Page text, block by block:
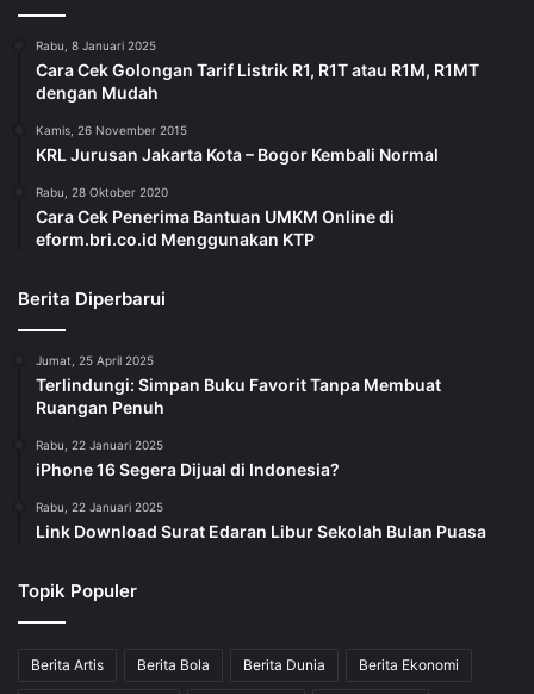
Rabu, 8 Januari 2025
Cara Cek Golongan Tarif Listrik R1, R1T atau R1M, R1MT
dengan Mudah
Kamis, 26 November 2015
KRL Jurusan Jakarta Kota – Bogor Kembali Normal
Rabu, 28 Oktober 2020
Cara Cek Penerima Bantuan UMKM Online di
eform.bri.co.id Menggunakan KTP
Berita Diperbarui
Jumat, 25 April 2025
Terlindungi: Simpan Buku Favorit Tanpa Membuat
Ruangan Penuh
Rabu, 22 Januari 2025
iPhone 16 Segera Dijual di Indonesia?
Rabu, 22 Januari 2025
Link Download Surat Edaran Libur Sekolah Bulan Puasa
Topik Populer
Berita Artis Berita Bola Berita Dunia Berita Ekonomi